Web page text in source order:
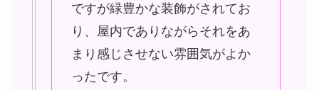
ですが緑豊かな装飾がされてお
り、屋内でありながらそれをあ
まり感じさせない雰囲気がよか
ったです。